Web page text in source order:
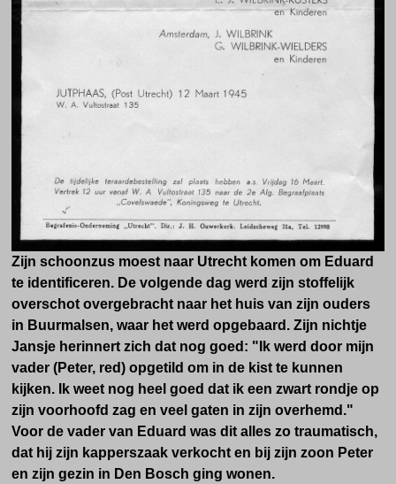
Zijn schoonzus moest naar Utrecht komen om Eduard
te identificeren. De volgende dag werd zijn stoffelijk
overschot overgebracht naar het huis van zijn ouders
in Buurmalsen, waar het werd opgebaard. Zijn nichtje
Jansje herinnert zich dat nog goed: "Ik werd door mijn
vader (Peter, red) opgetild om in de kist te kunnen
kijken. Ik weet nog heel goed dat ik een zwart rondje op
zijn voorhoofd zag en veel gaten in zijn overhemd."
Voor de vader van Eduard was dit alles zo traumatisch,
dat hij zijn kapperszaak verkocht en bij zijn zoon Peter
en zijn gezin in Den Bosch ging wonen.